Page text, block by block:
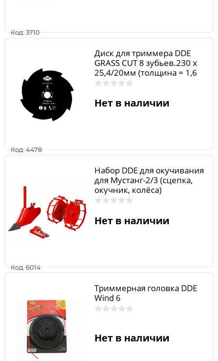
Код: 3710
Код: 4478
Диск для триммера DDE
GRASS CUT 8 зубьев.230 х
25,4/20мм (толщина = 1,6
мм)
Нет в наличии
Код: 6014
Набор DDE для окучивания
для Мустанг-2/3 (сцепка,
окучник, колёса)
Нет в наличии
Триммерная головка DDE
Wind 6
Нет в наличии